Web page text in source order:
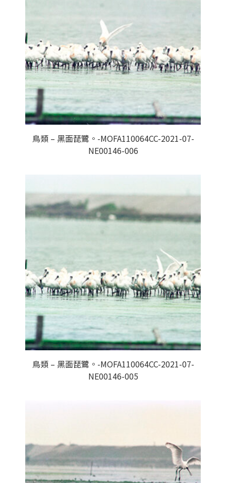
鳥類 – 黑面琵鷺。-MOFA110064CC-2021-07-
NE00146-006
鳥類 – 黑面琵鷺。-MOFA110064CC-2021-07-
NE00146-005